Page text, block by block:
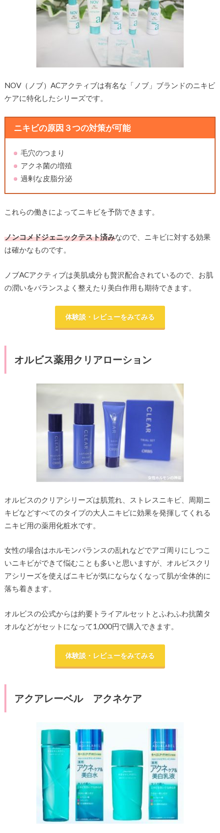
NOV（ノブ）ACアクティブは有名な「ノブ」ブランドのニキビ
ケアに特化したシリーズです。
ニキビの原因３つの対策が可能
毛穴のつまり
アクネ菌の増殖
過剰な皮脂分泌
これらの働きによってニキビを予防できます。
ノンコメドジェニックテスト済みなので、ニキビに対する効果
は確かなものです。
ノブACアクティブは美肌成分も贅沢配合されているので、お肌
の潤いをバランスよく整えたり美白作用も期待できます。
体験談・レビューをみてみる
オルビス薬用クリアローション
オルビスのクリアシリーズは肌荒れ、ストレスニキビ、周期ニ
キビなどすべてのタイプの大人ニキビに効果を発揮してくれる
ニキビ用の薬用化粧水です。
女性の場合はホルモンバランスの乱れなどでアゴ周りにしつこ
いニキビができて悩むことも多いと思いますが、オルビスクリ
アシリーズを使えばニキビが気にならなくなって肌が全体的に
落ち着きます。
オルビスの公式からは約要トライアルセットとふわふわ抗菌タ
オルなどがセットになって1,000円で購入できます。
体験談・レビューをみてみる
アクアレーベル アクネケア